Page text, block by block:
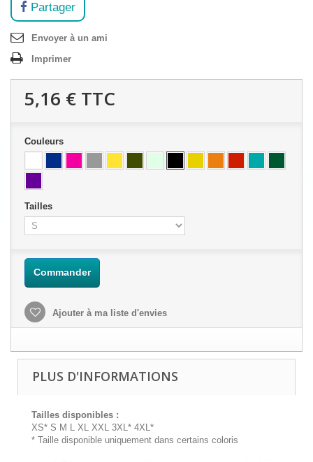
Partager
Envoyer à un ami
Imprimer
5,16 € TTC
Couleurs
Tailles
Commander
Ajouter à ma liste d'envies
PLUS D'INFORMATIONS
Tailles disponibles :
XS* S M L XL XXL 3XL* 4XL*
* Taille disponible uniquement dans certains coloris